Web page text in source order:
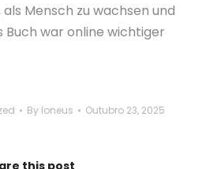
Mensch zu wachsen und
Buch war online wichtiger
By loneus Outubro 23, 2025
this post